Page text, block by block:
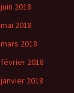
juin 2018
mai 2018
mars 2018
février 2018
janvier 2018